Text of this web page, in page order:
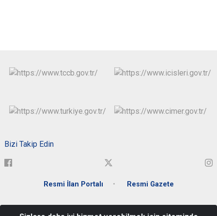
Bizi Takip Edin
Resmi İlan Portalı Resmi Gazete